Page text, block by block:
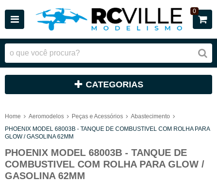
0
CATEGORIAS
Home Aeromodelos Peças e Acessórios
Abastecimento
PHOENIX MODEL 68003B - TANQUE DE COMBUSTIVEL COM ROLHA PARA
GLOW / GASOLINA 62MM
PHOENIX MODEL 68003B - TANQUE DE
COMBUSTIVEL COM ROLHA PARA GLOW /
GASOLINA 62MM